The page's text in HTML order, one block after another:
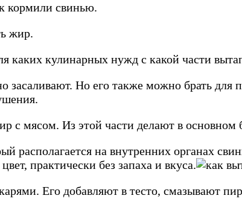
кормили свинью.
жир.
кулинарных нужд с какой части
Но его также можно брать для
с мясом. Из этой части делают в основном
располагается на внутренних органах
практически без запаха и вкуса.
Его добавляют в тесто, смазывают